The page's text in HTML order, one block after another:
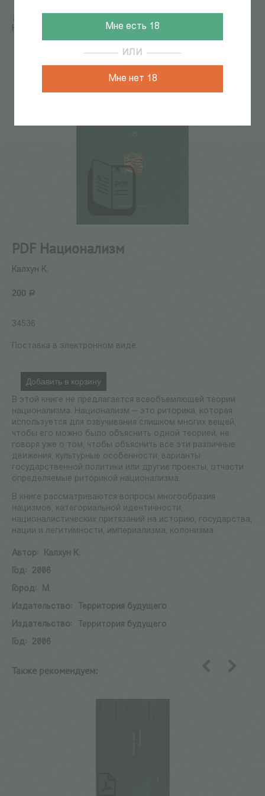
Мне есть 18
ИЛИ
Мне нет 18
КАТАЛОГ КНИГ электронные книги
Национализм
48
из
PDF Национализм
Калхун К.
200 Р
34536
Поставка в электронном виде.
Добавить в корзину
В этой книге не предлагается всеобъемлющей теории
национализма. Национализм — это риторика, которая
используется для озвучивания слишком многих вещей,
чтобы его можно было объяснить одной теорией, не
говоря уже о том, чтобы объяснить все эти различные
движения, культурные особенности, варианты
государственной политики или другие проекты, отчасти
определяемые риторикой национализма.
В книге рассматриваются вопросы многообразия
нацизмов, категориальной идентичности,
националистических притязаний на историю, государства,
нации и легитимности, империализма, колонизма.
Автор:
Калхун К.
Год:
2006
Город:
М.
Издательство:
Территория будущего
Издательство:
Территория будущего
Год:
2006
Также рекомендуем: